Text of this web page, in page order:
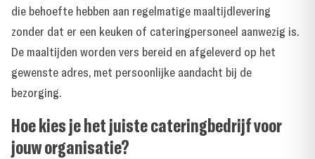
die behoefte hebben aan regelmatige maaltijdlevering
zonder dat er een keuken of cateringpersoneel aanwezig is.
De maaltijden worden vers bereid en afgeleverd op het
gewenste adres, met persoonlijke aandacht bij de
bezorging.
Hoe kies je het juiste cateringbedrijf voor
jouw organisatie?